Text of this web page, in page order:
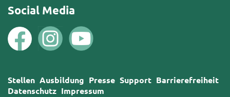
Social Media
Stellen Ausbildung Presse Support Barrierefreiheit
Datenschutz Impressum